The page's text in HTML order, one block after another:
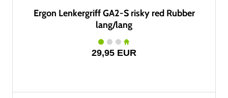
Ergon Lenkergriff GA2-S risky red Rubber
lang/lang
29,95 EUR